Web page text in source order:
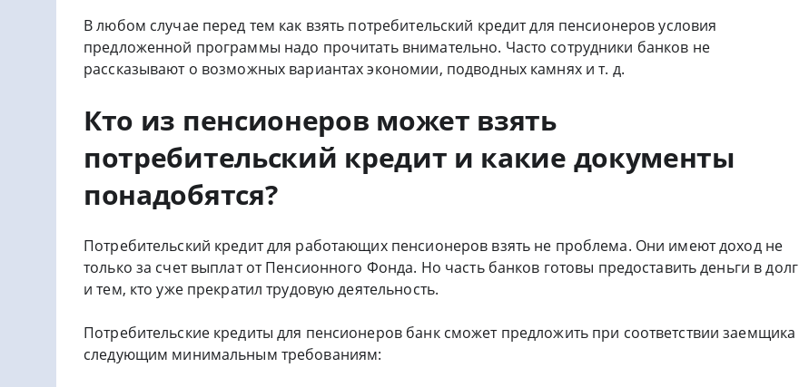
В любом случае перед тем как взять потребительский кредит для пенсионеров условия
предложенной программы надо прочитать внимательно. Часто сотрудники банков не
рассказывают о возможных вариантах экономии, подводных камнях и т. д.
Кто из пенсионеров может взять
потребительский кредит и какие документы
понадобятся?
Потребительский кредит для работающих пенсионеров взять не проблема. Они имеют доход не
только за счет выплат от Пенсионного Фонда. Но часть банков готовы предоставить деньги в долг
и тем, кто уже прекратил трудовую деятельность.
Потребительские кредиты для пенсионеров банк сможет предложить при соответствии заемщика
следующим минимальным требованиям: